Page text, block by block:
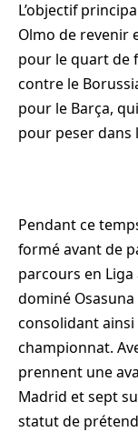
L’objectif
Olmo de revenir
pour le quart de
contre le
pour le Barça,
pour peser dans
Pendant ce
formé avant de
parcours en Liga
dominé
consolidant
championnat.
prennent une
Madrid et sept
statut de